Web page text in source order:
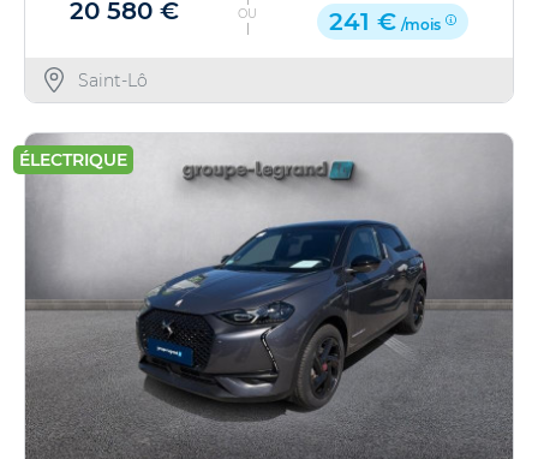
20 580 € OU 241 € /mois
Saint-Lô
ÉLECTRIQUE